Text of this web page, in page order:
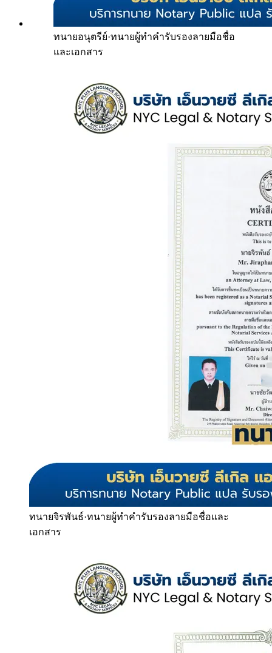
ทนายอนุตรีย์·ทนายผู้ทำคำรับรองลายมือชื่อ
และเอกสาร
ทนายจิรพันธ์·ทนายผู้ทำคำรับรองลายมือชื่อและ
เอกสาร